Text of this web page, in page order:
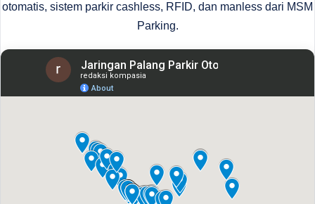
otomatis, sistem parkir cashless, RFID, dan manless dari MSM
Parking.